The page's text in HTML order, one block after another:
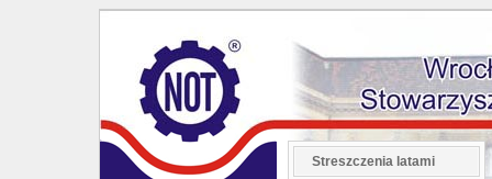
Streszczenia latami